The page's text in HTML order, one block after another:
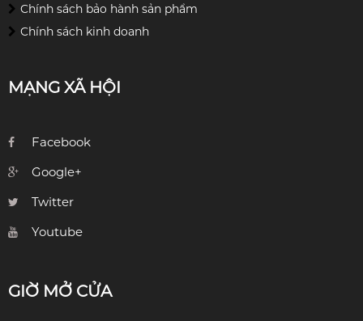
Chính sách bảo hành sản phẩm
Chính sách kinh doanh
MẠNG XÃ HỘI
Facebook
Google+
Twitter
Youtube
GIỜ MỞ CỬA